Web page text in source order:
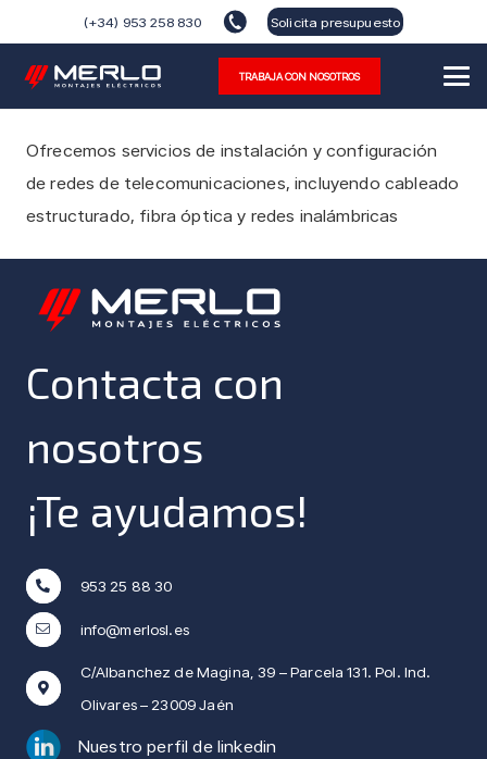
(+34) 953 258 830 Solicita presupuesto
TRABAJA CON NOSOTROS
Ofrecemos servicios de instalación y configuración
de redes de telecomunicaciones, incluyendo cableado
estructurado, fibra óptica y redes inalámbricas
Contacta con
nosotros
¡Te ayudamos!
953 25 88 30
info@merlosl.es
C/Albanchez de Magina, 39 – Parcela 131. Pol. Ind.
Olivares – 23009 Jaén
Nuestro perfil de linkedin